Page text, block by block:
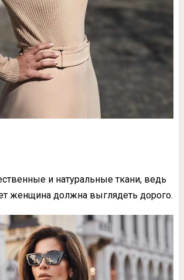
и натуральные ткани, ведь
женщина должна выглядеть дорого.